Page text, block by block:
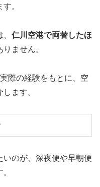
。
仁川空港で両替したほ
ません。
際の経験をもとに、空
ます。
いのが、深夜便や早朝便